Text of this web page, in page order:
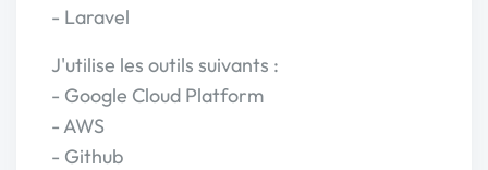
- Laravel
J'utilise les outils suivants :
- Google Cloud Platform
- AWS
- Github